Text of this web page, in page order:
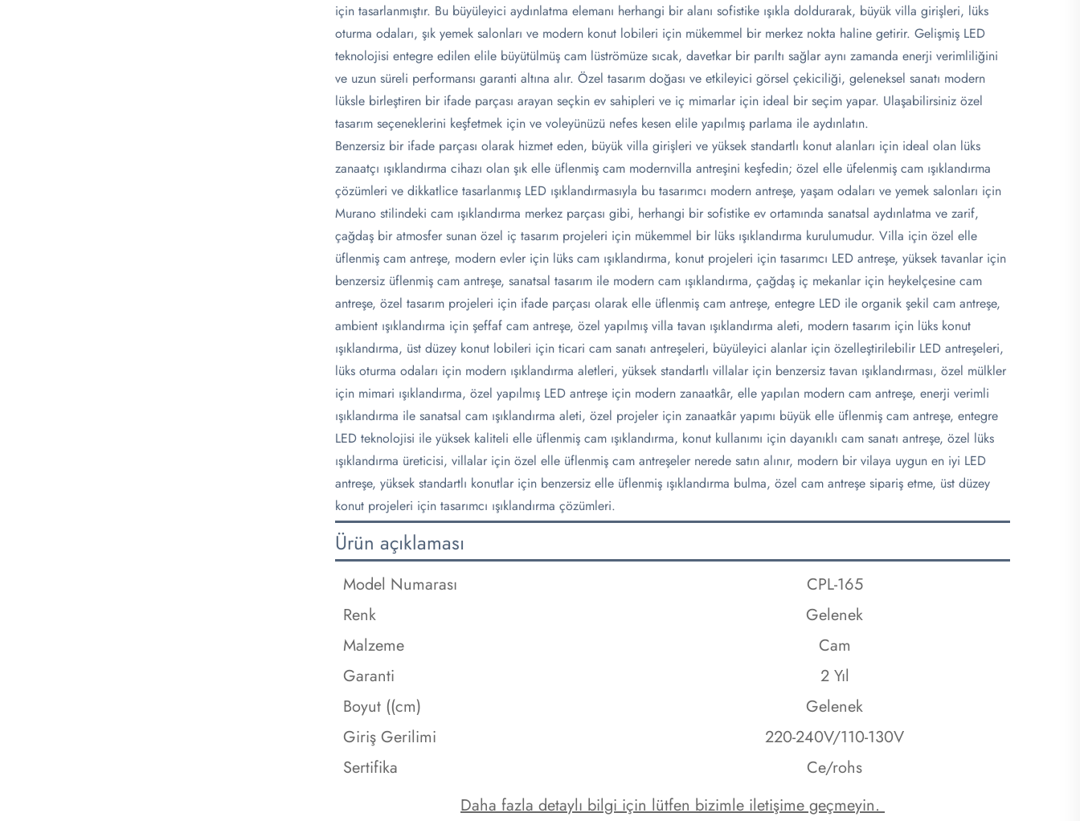
için tasarlanmıştır. Bu büyüleyici aydınlatma elemanı herhangi bir alanı sofistike ışıkla doldurarak, büyük villa girişleri, lüks
oturma odaları, şık yemek salonları ve modern konut lobileri için mükemmel bir merkez nokta haline getirir. Gelişmiş LED
teknolojisi entegre edilen elile büyütülmüş cam lüströmüze sıcak, davetkar bir parıltı sağlar aynı zamanda enerji verimliliğini
ve uzun süreli performansı garanti altına alır. Özel tasarım doğası ve etkileyici görsel çekiciliği, geleneksel sanatı modern
lüksle birleştiren bir ifade parçası arayan seçkin ev sahipleri ve iç mimarlar için ideal bir seçim yapar. Ulaşabilirsiniz özel
tasarım seçeneklerini keşfetmek için ve voleyünüzü nefes kesen elile yapılmış parlama ile aydınlatın.
Benzersiz bir ifade parçası olarak hizmet eden, büyük villa girişleri ve yüksek standartlı konut alanları için ideal olan lüks
zanaatçı ışıklandırma cihazı olan şık elle üflenmiş cam modernvilla antreşini keşfedin; özel elle üfelenmiş cam ışıklandırma
çözümleri ve dikkatlice tasarlanmış LED ışıklandırmasıyla bu tasarımcı modern antreşe, yaşam odaları ve yemek salonları için
Murano stilindeki cam ışıklandırma merkez parçası gibi, herhangi bir sofistike ev ortamında sanatsal aydınlatma ve zarif,
çağdaş bir atmosfer sunan özel iç tasarım projeleri için mükemmel bir lüks ışıklandırma kurulumudur. Villa için özel elle
üflenmiş cam antreşe, modern evler için lüks cam ışıklandırma, konut projeleri için tasarımcı LED antreşe, yüksek tavanlar için
benzersiz üflenmiş cam antreşe, sanatsal tasarım ile modern cam ışıklandırma, çağdaş iç mekanlar için heykelçesine cam
antreşe, özel tasarım projeleri için ifade parçası olarak elle üflenmiş cam antreşe, entegre LED ile organik şekil cam antreşe,
ambient ışıklandırma için şeffaf cam antreşe, özel yapılmış villa tavan ışıklandırma aleti, modern tasarım için lüks konut
ışıklandırma, üst düzey konut lobileri için ticari cam sanatı antreşeleri, büyüleyici alanlar için özelleştirilebilir LED antreşeleri,
lüks oturma odaları için modern ışıklandırma aletleri, yüksek standartlı villalar için benzersiz tavan ışıklandırması, özel mülkler
için mimari ışıklandırma, özel yapılmış LED antreşe için modern zanaatkâr, elle yapılan modern cam antreşe, enerji verimli
ışıklandırma ile sanatsal cam ışıklandırma aleti, özel projeler için zanaatkâr yapımı büyük elle üflenmiş cam antreşe, entegre
LED teknolojisi ile yüksek kaliteli elle üflenmiş cam ışıklandırma, konut kullanımı için dayanıklı cam sanatı antreşe, özel lüks
ışıklandırma üreticisi, villalar için özel elle üflenmiş cam antreşeler nerede satın alınır, modern bir vilaya uygun en iyi LED
antreşe, yüksek standartlı konutlar için benzersiz elle üflenmiş ışıklandırma bulma, özel cam antreşe sipariş etme, üst düzey
konut projeleri için tasarımcı ışıklandırma çözümleri.
Ürün açıklaması
Model Numarası
CPL-165
Renk
Gelenek
Malzeme
Cam
Garanti
2 Yıl
Boyut ((cm)
Gelenek
Giriş Gerilimi
220-240V/110-130V
Sertifika
Ce/rohs
Daha fazla detaylı bilgi için lütfen bizimle iletişime geçmeyin.